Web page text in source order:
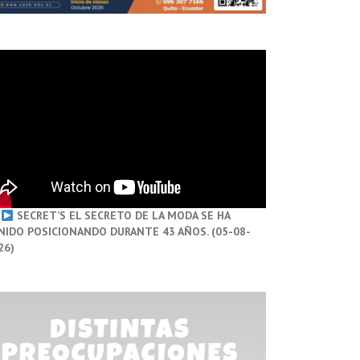
SECRET’S EL SECRETO DE LA MODA SE HA
POSICIONANDO DURANTE 43 AÑOS. (05-08-